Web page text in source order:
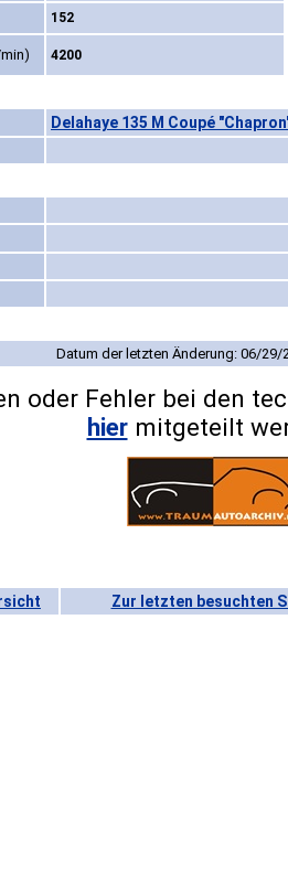
152
4200
Delahaye 135 M Coupé
Datum der letzten Änderung: 06/29/
oder Fehler bei den
hiermitgeteilt
Zur letzten besuchten